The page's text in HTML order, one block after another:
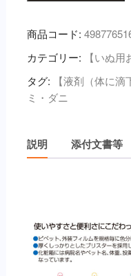
ー
ド
α
（20kg
満）
３
本
商品コード:
カテゴリー:
【いぬ用
タグ:
【液剤（体に滴
ミ・ダニ
説明 添付文書等